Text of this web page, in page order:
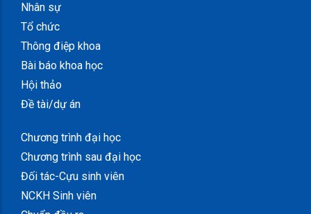
Nhân sự
Tổ chức
Thông điệp khoa
Bài báo khoa học
Hội thảo
Đề tài/dự án
Chương trình đại học
Chương trình sau đại học
Đối tác-Cựu sinh viên
NCKH Sinh viên